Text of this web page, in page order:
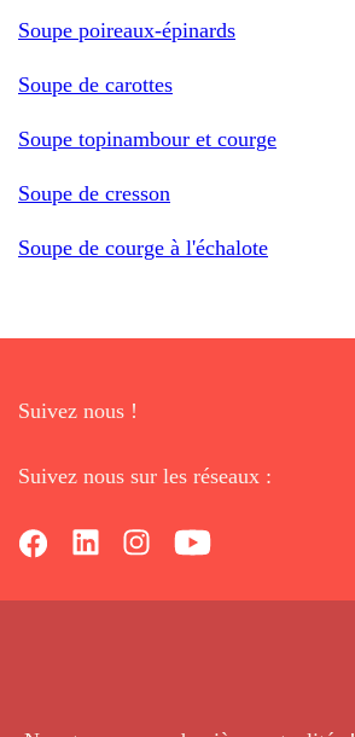
Soupe poireaux-épinards
Soupe de carottes
Soupe topinambour et courge
Soupe de cresson
Soupe de courge à l'échalote
Suivez nous !
Suivez nous sur les réseaux :